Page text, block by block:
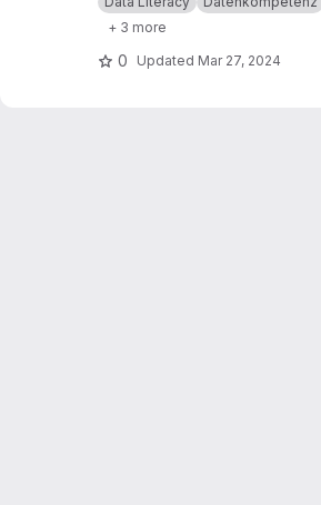
Notebooks
+ 3 more
0 Updated Mar 27, 2024